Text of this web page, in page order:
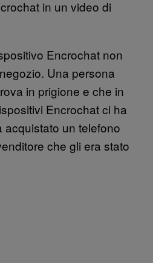
in un video di
Encrochat non
Una persona
in prigione e che in
Encrochat ci ha
acquistato un telefono
che gli era stato